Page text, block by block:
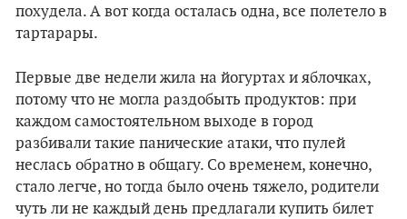
похудела. А вот когда осталась одна, все полетело в
тартарары.
Первые две недели жила на йогуртах и яблочках,
потому что не могла раздобыть продуктов: при
каждом самостоятельном выходе в город
разбивали такие панические атаки, что пулей
неслась обратно в общагу. Со временем, конечно,
стало легче, но тогда было очень тяжело, родители
чуть ли не каждый день предлагали купить билет